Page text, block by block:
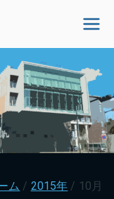
部建
ト
ム 2015年 10月